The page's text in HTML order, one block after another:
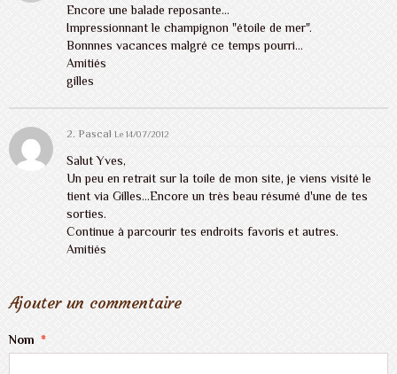
Encore une balade reposante...
Impressionnant le champignon "étoile de mer".
Bonnnes vacances malgré ce temps pourri...
Amitiés
gilles
2.Pascal Le 14/07/2012
Salut Yves,
Un peu en retrait sur la toile de mon site, je viens visité le
tient via Gilles...Encore un très beau résumé d'une de tes
sorties.
Continue à parcourir tes endroits favoris et autres.
Amitiés
Ajouter un commentaire
Nom